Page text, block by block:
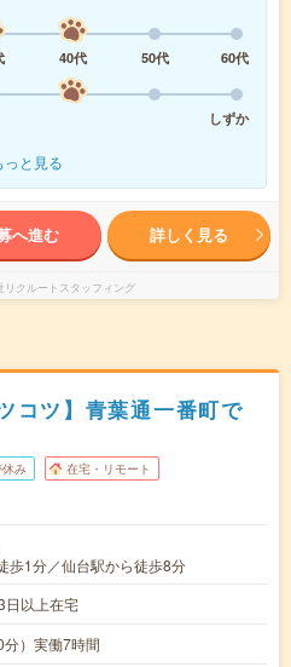
40代 50代
60代
しずか
っと見る
へ進む 詳しく見る
リクルートスタッフィング
コツ】青葉通一番町で
み 在宅・リモート
歩1分／仙台駅から徒歩8分
以上在宅
）実働7時間